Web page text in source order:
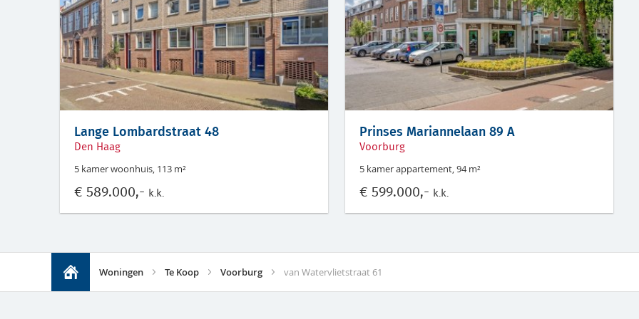
Lange Lombardstraat 48
Den Haag
5 kamer woonhuis, 113 m²
€ 589.000,- k.k.
Prinses Mariannelaan 89 A
Voorburg
5 kamer appartement, 94 m²
€ 599.000,- k.k.
Woningen Te Koop Voorburg van Watervlietstraat 61